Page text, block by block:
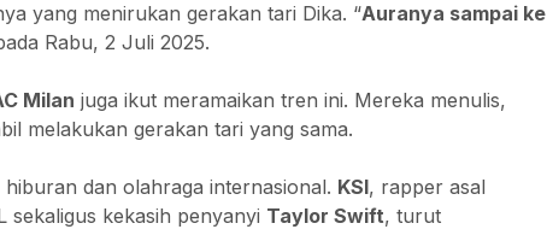
yang menirukan gerakan tari Dika. “Auranya sampai ke
Rabu, 2 Juli 2025.
Milan juga ikut meramaikan tren ini. Mereka menulis,
melakukan gerakan tari yang sama.
dan olahraga internasional. KSI, rapper asal
sekaligus kekasih penyanyi Taylor Swift, turut